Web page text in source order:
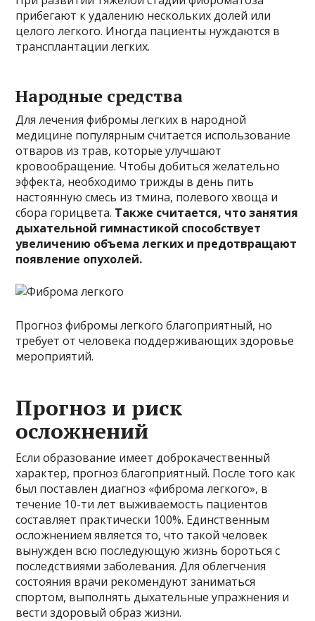
прибегают к удалению нескольких долей или
целого легкого. Иногда пациенты нуждаются в
трансплантации легких.
Народные средства
Для лечения фибромы легких в народной
медицине популярным считается использование
отваров из трав, которые улучшают
кровообращение. Чтобы добиться желательно
эффекта, необходимо трижды в день пить
настоянную смесь из тмина, полевого хвоща и
сбора горицвета. Также считается, что занятия
дыхательной гимнастикой способствует
увеличению объема легких и предотвращают
появление опухолей.
Прогноз фибромы легкого благоприятный, но
требует от человека поддерживающих здоровье
мероприятий.
Прогноз и риск
осложнений
Если образование имеет доброкачественный
характер, прогноз благоприятный. После того как
был поставлен диагноз «фиброма легкого», в
течение 10-ти лет выживаемость пациентов
составляет практически 100%. Единственным
осложнением является то, что такой человек
вынужден всю последующую жизнь бороться с
последствиями заболевания. Для облегчения
состояния врачи рекомендуют заниматься
спортом, выполнять дыхательные упражнения и
вести здоровый образ жизни.